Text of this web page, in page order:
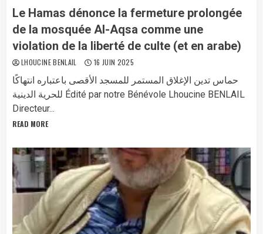
Le Hamas dénonce la fermeture prolongée
de la mosquée Al-Aqsa comme une
violation de la liberté de culte (et en arabe)
LHOUCINE BENLAIL 16 JUIN 2025
حماس تدين الإغلاق المستمر للمسجد الأقصى باعتباره انتهاكًا
للحرية الدينية Édité par notre Bénévole Lhoucine BENLAIL
Directeur...
READ MORE